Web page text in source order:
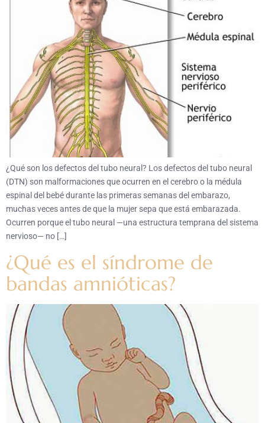
¿Qué son los defectos del tubo neural? Los defectos del tubo neural
(DTN) son malformaciones que ocurren en el cerebro o la médula
espinal del bebé durante las primeras semanas del embarazo,
muchas veces antes de que la mujer sepa que está embarazada.
Ocurren porque el tubo neural —una estructura temprana del sistema
nervioso— no […]
¿Qué es el síndrome de
bandas amnióticas?